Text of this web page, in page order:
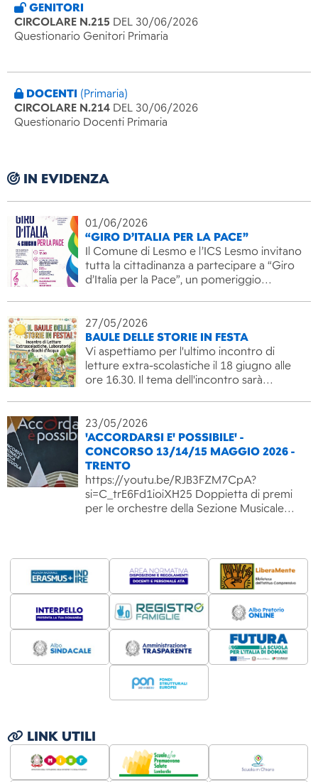
GENITORI
CIRCOLARE N.215 DEL 30/06/2026
Questionario Genitori Primaria
DOCENTI (Primaria)
CIRCOLARE N.214 DEL 30/06/2026
Questionario Docenti Primaria
IN EVIDENZA
01/06/2026
“GIRO D’ITALIA PER LA PACE”
Il Comune di Lesmo e l’ICS Lesmo invitano
tutta la cittadinanza a partecipare a “Giro
d’Italia per la Pace”, un pomeriggio…
27/05/2026
BAULE DELLE STORIE IN FESTA
Vi aspettiamo per l'ultimo incontro di
letture extra-scolastiche il 18 giugno alle
ore 16.30. Il tema dell'incontro sarà…
23/05/2026
'ACCORDARSI E' POSSIBILE' -
CONCORSO 13/14/15 MAGGIO 2026 -
TRENTO
https://youtu.be/RJB3FZM7CpA?
si=C_trE6Fd1ioiXH25 Doppietta di premi
per le orchestre della Sezione Musicale…
LINK UTILI